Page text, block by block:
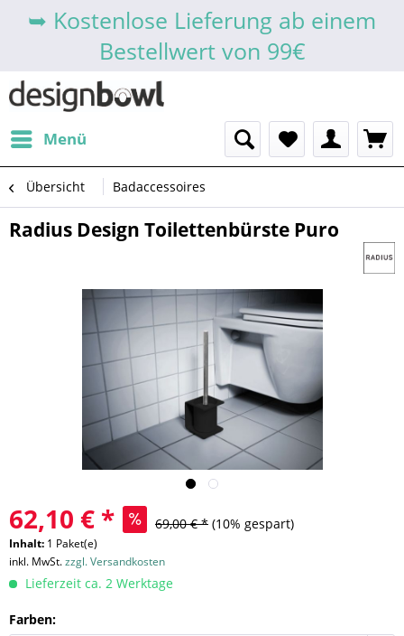
➥ Kostenlose Lieferung ab einem
Bestellwert von 99€
Menü
Übersicht Badaccessoires
Radius Design Toilettenbürste Puro
62,10 € * 69,00 € * (10% gespart)
Inhalt: 1 Paket(e)
inkl. MwSt.zzgl. Versandkosten
Lieferzeit ca. 2 Werktage
Farben: